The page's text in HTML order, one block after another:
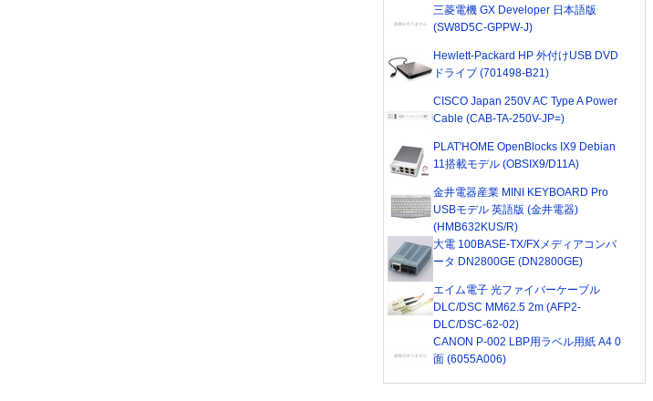
三菱電機 GX Developer 日本語版
(SW8D5C-GPPW-J)
Hewlett-Packard HP 外付けUSB DVD
ドライブ (701498-B21)
CISCO Japan 250V AC Type A Power
Cable (CAB-TA-250V-JP=)
PLAT'HOME OpenBlocks IX9 Debian
11搭載モデル (OBSIX9/D11A)
金井電器産業 MINI KEYBOARD Pro
USBモデル 英語版 (金井電器)
(HMB632KUS/R)
大電 100BASE-TX/FXメディアコンバ
ータ DN2800GE (DN2800GE)
エイム電子 光ファイバーケーブル
DLC/DSC MM62.5 2m (AFP2-
DLC/DSC-62-02)
CANON P-002 LBP用ラベル用紙 A4 0
面 (6055A006)